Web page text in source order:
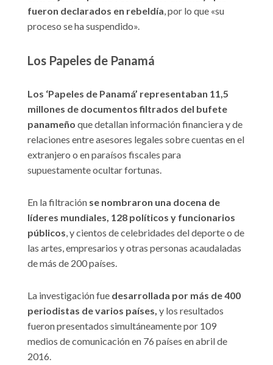
fueron declarados en rebeldía, por lo que «su
proceso se ha suspendido».
Los Papeles de Panamá
Los ‘Papeles de Panamá’ representaban 11,5
millones de documentos filtrados del bufete
panameño que detallan información financiera y de
relaciones entre asesores legales sobre cuentas en el
extranjero o en paraísos fiscales para
supuestamente ocultar fortunas.
En la filtración se nombraron una docena de
líderes mundiales, 128 políticos y funcionarios
públicos, y cientos de celebridades del deporte o de
las artes, empresarios y otras personas acaudaladas
de más de 200 países.
La investigación fue desarrollada por más de 400
periodistas de varios países, y los resultados
fueron presentados simultáneamente por 109
medios de comunicación en 76 países en abril de
2016.